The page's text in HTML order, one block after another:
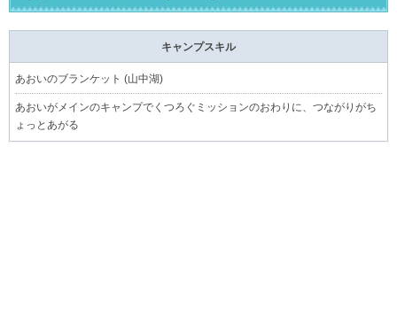
キャンプスキル
あおいのブランケット (山中湖)
あおいがメインのキャンプでくつろぐミッションのおわりに、つながりがち
ょっとあがる